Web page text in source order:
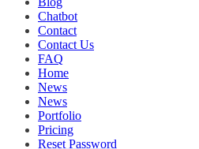
Chatbot
Contact
Contact Us
FAQ
Home
News
News
Portfolio
Pricing
Reset Password